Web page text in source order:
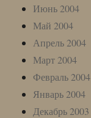
Июнь 2004
Май 2004
Апрель 2004
Март 2004
Февраль 2004
Январь 2004
Декабрь 2003